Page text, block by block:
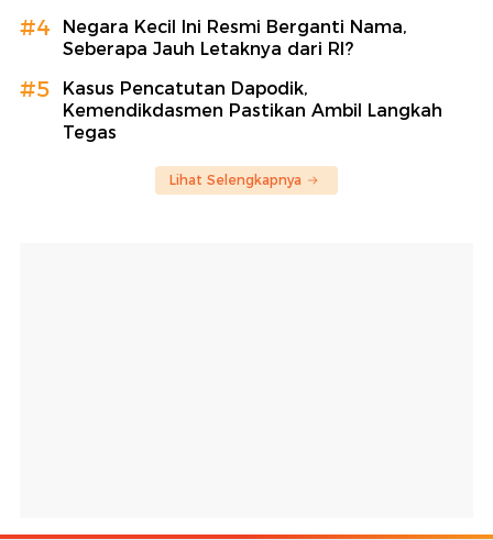
#4
Negara Kecil Ini Resmi Berganti Nama,
Seberapa Jauh Letaknya dari RI?
#5
Kasus Pencatutan Dapodik,
Kemendikdasmen Pastikan Ambil Langkah
Tegas
Lihat Selengkapnya